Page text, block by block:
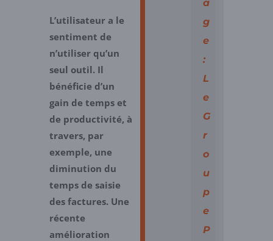
L’utilisateur a le
sentiment de
n’utiliser qu’un
seul outil. Il
bénéficie d’un
gain de temps et
de productivité, à
travers, par
exemple, une
diminution du
temps de saisie
des factures. Une
récente
amélioration
a
g
e
:
L
e
G
r
o
u
p
e
P